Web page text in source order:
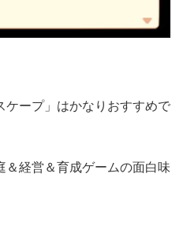
ケープ」はかなりおすすめで
＆経営＆育成ゲームの面白味